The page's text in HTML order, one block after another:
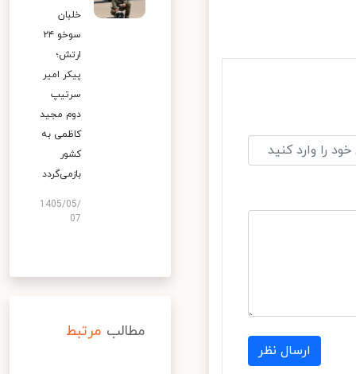
ارسال نظر
خلبان
سوخو ۲۴
ارتش؛
پیکر امیر
سرتیپ
دوم مجید
کاظمی به
کشور
بازمی‌گردد
1405/05/
07
مطالب مرتبط